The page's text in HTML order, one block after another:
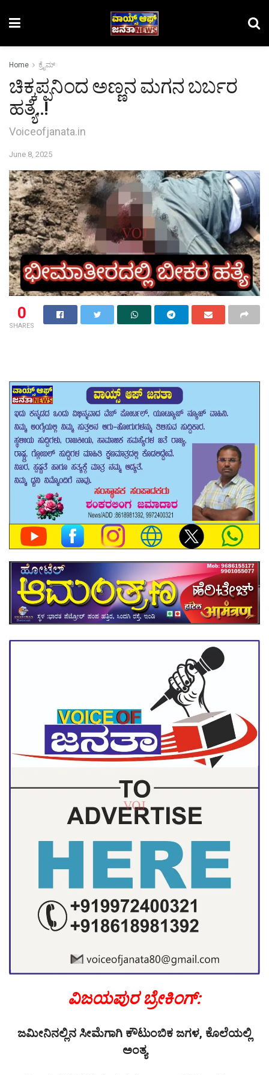
Home ಕ್ರೈಮ್‌
ಚಿಕ್ಕಪ್ಪನಿಂದ ಅಣ್ಣನ ಮಗನ ಬರ್ಬರ
ಹತ್ಯೆ..!
Voiceofjanata.in
June 8, 2025
0
SHARES
ವಿಜಯಪುರ ಬ್ರೇಕಿಂಗ್:
ಜಮೀನಿನಲ್ಲಿನ ಸೀಮೆಗಾಗಿ ಕೌಟುಂಬಿಕ ಜಗಳ, ಕೊಲೆಯಲ್ಲಿ
ಅಂತ್ಯ